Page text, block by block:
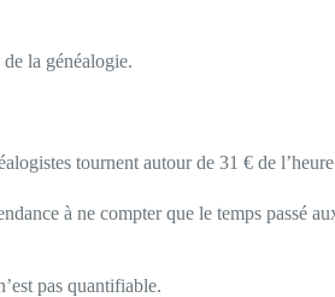
la généalogie.
tournent autour de 31 € de
à ne compter que le temps passé
pas quantifiable.